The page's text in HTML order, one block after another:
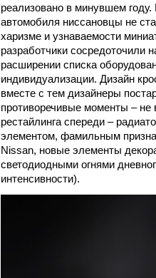
реализовано в минувшем
автомобиля ниссановцы не
харизме и узнаваемости
разработчики сосредоточили
расширении списка
индивидуализации. Дизайн
вместе с тем дизайнеры
противоречивые моменты –
рестайлинга спереди –
элементом, фамильным
Nissan, новые элементы
светодиодными огнями
интенсивности).